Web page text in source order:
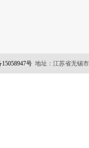
号 地址：江苏省无锡